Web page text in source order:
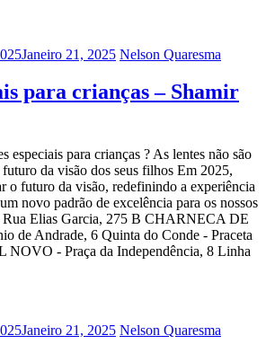
Janeiro 21, 2025 Author
Nelson Quaresma
para crianças – Shamir
especiais para crianças ? As lentes não são
da visão dos seus filhos Em 2025,
o futuro da visão, redefinindo a experiência
novo padrão de excelência para os nossos
Elias Garcia, 275 B CHARNECA DE
de Andrade, 6 Quinta do Conde - Praceta
NOVO - Praça da Independência, 8 Linha
Janeiro 21, 2025 Author
Nelson Quaresma